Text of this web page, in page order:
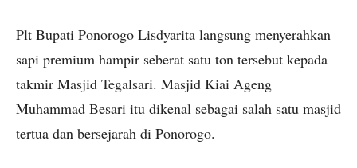
Plt Bupati Ponorogo Lisdyarita langsung menyerahkan
sapi premium hampir seberat satu ton tersebut kepada
takmir Masjid Tegalsari. Masjid Kiai Ageng
Muhammad Besari itu dikenal sebagai salah satu masjid
tertua dan bersejarah di Ponorogo.